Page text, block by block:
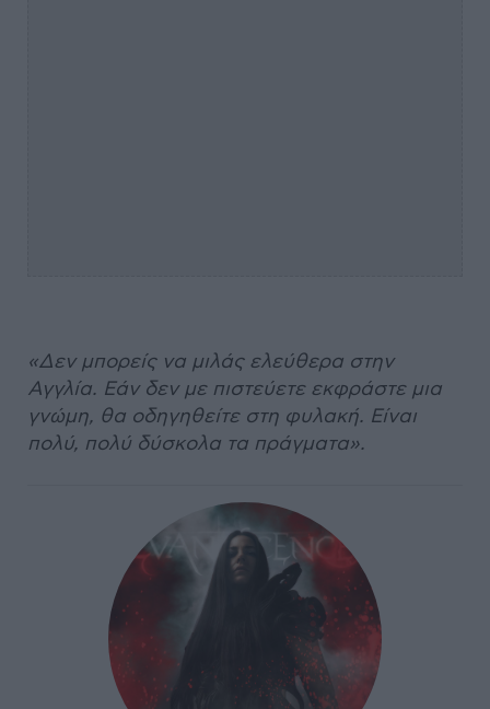
«Δεν μπορείς να μιλάς ελεύθερα στην
Αγγλία. Εάν δεν με πιστεύετε εκφράστε μια
γνώμη, θα οδηγηθείτε στη φυλακή. Είναι
πολύ, πολύ δύσκολα τα πράγματα».